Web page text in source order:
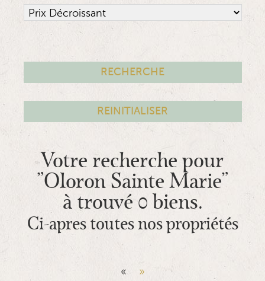
Votre recherche pour
"Oloron Sainte Marie"
à trouvé 0 biens.
Ci-apres toutes nos propriétés
« »